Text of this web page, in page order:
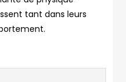
tant dans leurs